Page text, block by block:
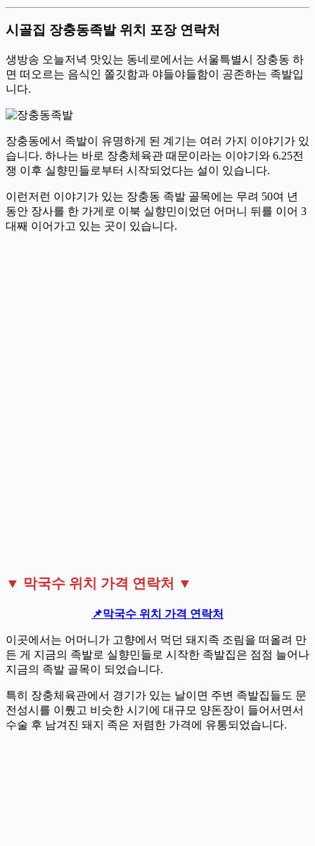
시골집 장충동족발 위치 포장 연락처
생방송 오늘저녁 맛있는 동네로에서는 서울특별시 장충동 하
면 떠오르는 음식인 쫄깃함과 야들야들함이 공존하는 족발입
니다.
장충동에서 족발이 유명하게 된 계기는 여러 가지 이야기가 있
습니다. 하나는 바로 장충체육관 때문이라는 이야기와 6.25전
쟁 이후 실향민들로부터 시작되었다는 설이 있습니다.
이런저런 이야기가 있는 장충동 족발 골목에는 무려 50여 년
동안 장사를 한 가게로 이북 실향민이었던 어머니 뒤를 이어 3
대째 이어가고 있는 곳이 있습니다.
▼ 막국수 위치 가격 연락처 ▼
📌막국수 위치 가격 연락처
이곳에서는 어머니가 고향에서 먹던 돼지족 조림을 떠올려 만
든 게 지금의 족발로 실향민들로 시작한 족발집은 점점 늘어나
지금의 족발 골목이 되었습니다.
특히 장충체육관에서 경기가 있는 날이면 주변 족발집들도 문
전성시를 이뤘고 비슷한 시기에 대규모 양돈장이 들어서면서
수술 후 남겨진 돼지 족은 저렴한 가격에 유통되었습니다.